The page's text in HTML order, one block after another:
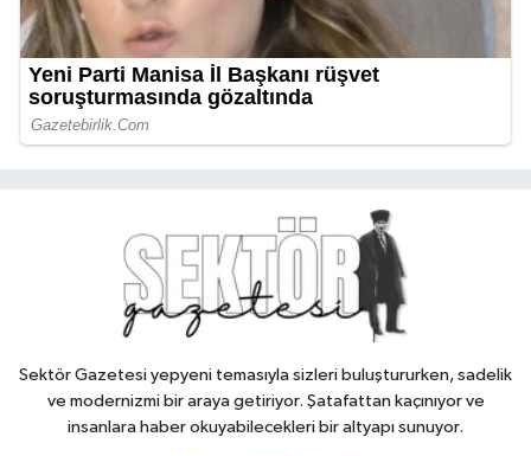
Sektör Gazetesi yepyeni temasıyla sizleri buluştururken, sadelik
ve modernizmi bir araya getiriyor. Şatafattan kaçınıyor ve
insanlara haber okuyabilecekleri bir altyapı sunuyor.